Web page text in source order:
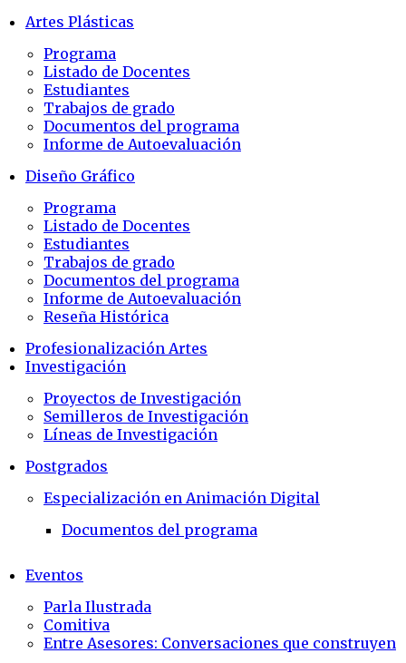
Artes Plásticas
Programa
Listado de Docentes
Estudiantes
Trabajos de grado
Documentos del programa
Informe de Autoevaluación
Diseño Gráfico
Programa
Listado de Docentes
Estudiantes
Trabajos de grado
Documentos del programa
Informe de Autoevaluación
Reseña Histórica
Profesionalización Artes
Investigación
Proyectos de Investigación
Semilleros de Investigación
Líneas de Investigación
Postgrados
Especialización en Animación Digital
Documentos del programa
Eventos
Parla Ilustrada
Comitiva
Entre Asesores: Conversaciones que construyen